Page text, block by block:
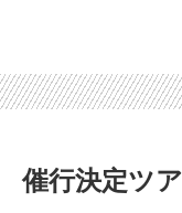
催行決定ツ